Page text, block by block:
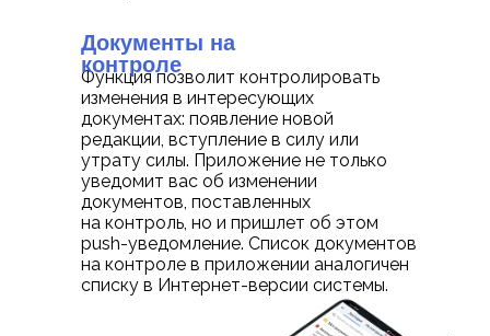
Функция позволит контролировать
изменения в интересующих
документах: появление новой
редакции, вступление в силу или
утрату силы. Приложение не только
уведомит вас об изменении
документов, поставленных
на контроль, но и пришлет об этом
push-уведомление. Список документов
на контроле в приложении аналогичен
списку в Интернет-версии системы.
Документы на
контроле